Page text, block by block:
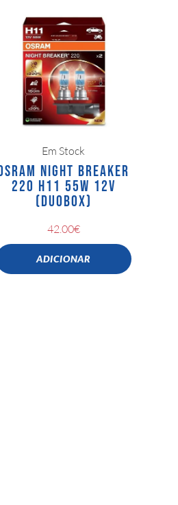
Em Stock
NIGHT BREAKER
220 H11 55W 12V
(DUOBOX)
42.00€
ADICIONAR